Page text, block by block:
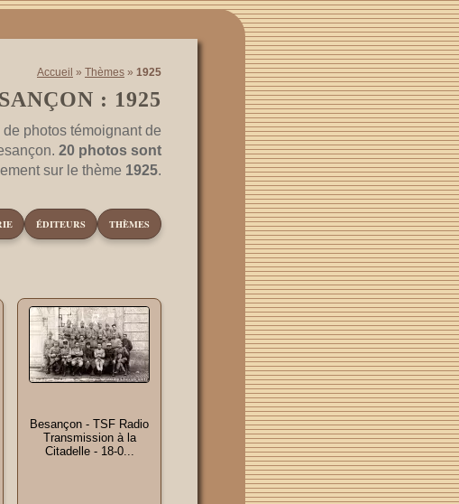
Accueil » Thèmes » 1925
: 1925
photos témoignant de
20 photos sont
sur le thème 1925.
ÉDITEURS THÈMES
Besançon - TSF Radio
Transmission à la
Citadelle - 18-0...